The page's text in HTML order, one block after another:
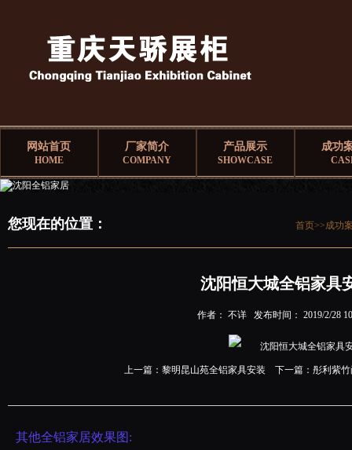
网站首页
HOME
厂家简介
COMPANY
产品展示
SHOWCASE
成功
您现在的位置： 首页>>成功
沈阳恒大城全铝家具
作者： 不详 发布时间： 2019/2/28
上一篇： 黎明昆山苑全铝家具安装 下一篇： 彤利紫
其他全铝家居效果图: